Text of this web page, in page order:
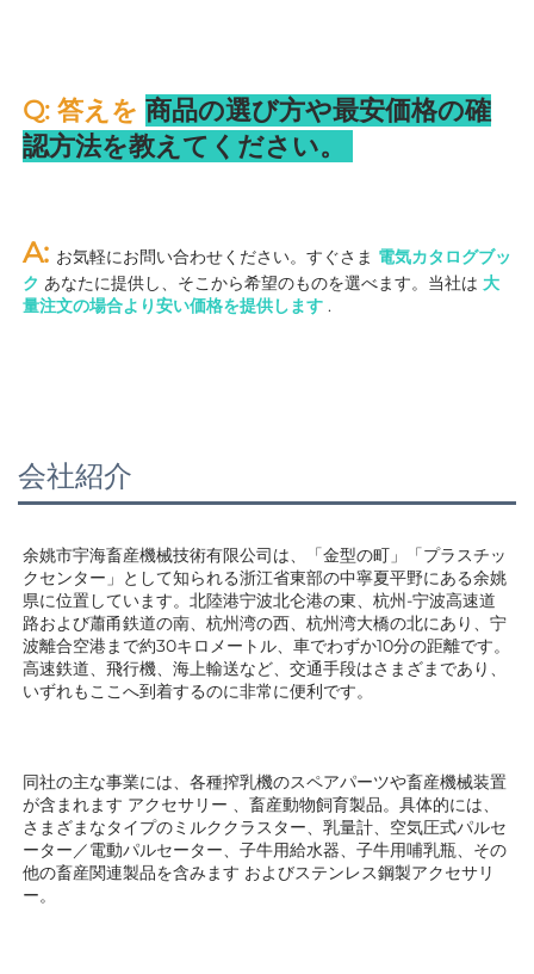
Q: 答えを 商品の選び方や最安価格の確
認方法を教えてください。
A: お気軽にお問い合わせください。すぐさま 電気カタログブッ
ク あなたに提供し、そこから希望のものを選べます。当社は 大
量注文の場合より安い価格を提供します .
会社紹介
余姚市宇海畜産機械技術有限公司は、「金型の町」「プラスチッ
クセンター」として知られる浙江省東部の中寧夏平野にある余姚
県に位置しています。北陸港宁波北仑港の東、杭州-宁波高速道
路および蕭甬鉄道の南、杭州湾の西、杭州湾大橋の北にあり、宁
波離合空港まで約30キロメートル、車でわずか10分の距離です。
高速鉄道、飛行機、海上輸送など、交通手段はさまざまであり、
いずれもここへ到着するのに非常に便利です。
同社の主な事業には、各種搾乳機のスペアパーツや畜産機械装置
が含まれます アクセサリー 、畜産動物飼育製品。具体的には、
さまざまなタイプのミルククラスター、乳量計、空気圧式パルセ
ーター／電動パルセーター、子牛用給水器、子牛用哺乳瓶、その
他の畜産関連製品を含みます およびステンレス鋼製アクセサリ
ー。